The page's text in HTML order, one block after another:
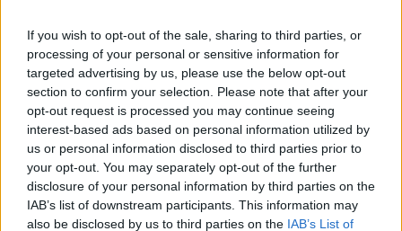
If you wish to opt-out of the sale, sharing to third parties, or
processing of your personal or sensitive information for
targeted advertising by us, please use the below opt-out
section to confirm your selection. Please note that after your
opt-out request is processed you may continue seeing
interest-based ads based on personal information utilized by
us or personal information disclosed to third parties prior to
your opt-out. You may separately opt-out of the further
disclosure of your personal information by third parties on the
IAB’s list of downstream participants. This information may
also be disclosed by us to third parties on the IAB’s List of
Na stronie PodkarpacieLive.pl znajdziesz
wynik meczu, strzelców
bramek, kartki, składy, statystyki i informacje o przebiegu
spotkania. To kompletne źródło danych dla kibiców i pasjonatów
lokalnej piłki nożnej. Jeżeli aktualnie nie widzisz tutaj danych z pewnością
pracujemy nad tym żeby je uzupełnić.
Wynik meczu LKS Lubatówka vs LKS Haczów
Po zakończeniu spotkania automatycznie publikujemyoficjalny wynik
spotkania, a także dane meczowe, jeśli są dostępne.
Pełny harmonogram rozgrywek dostępny jest tutaj:Krosno > Klasa A,
gr. II - terminarz.